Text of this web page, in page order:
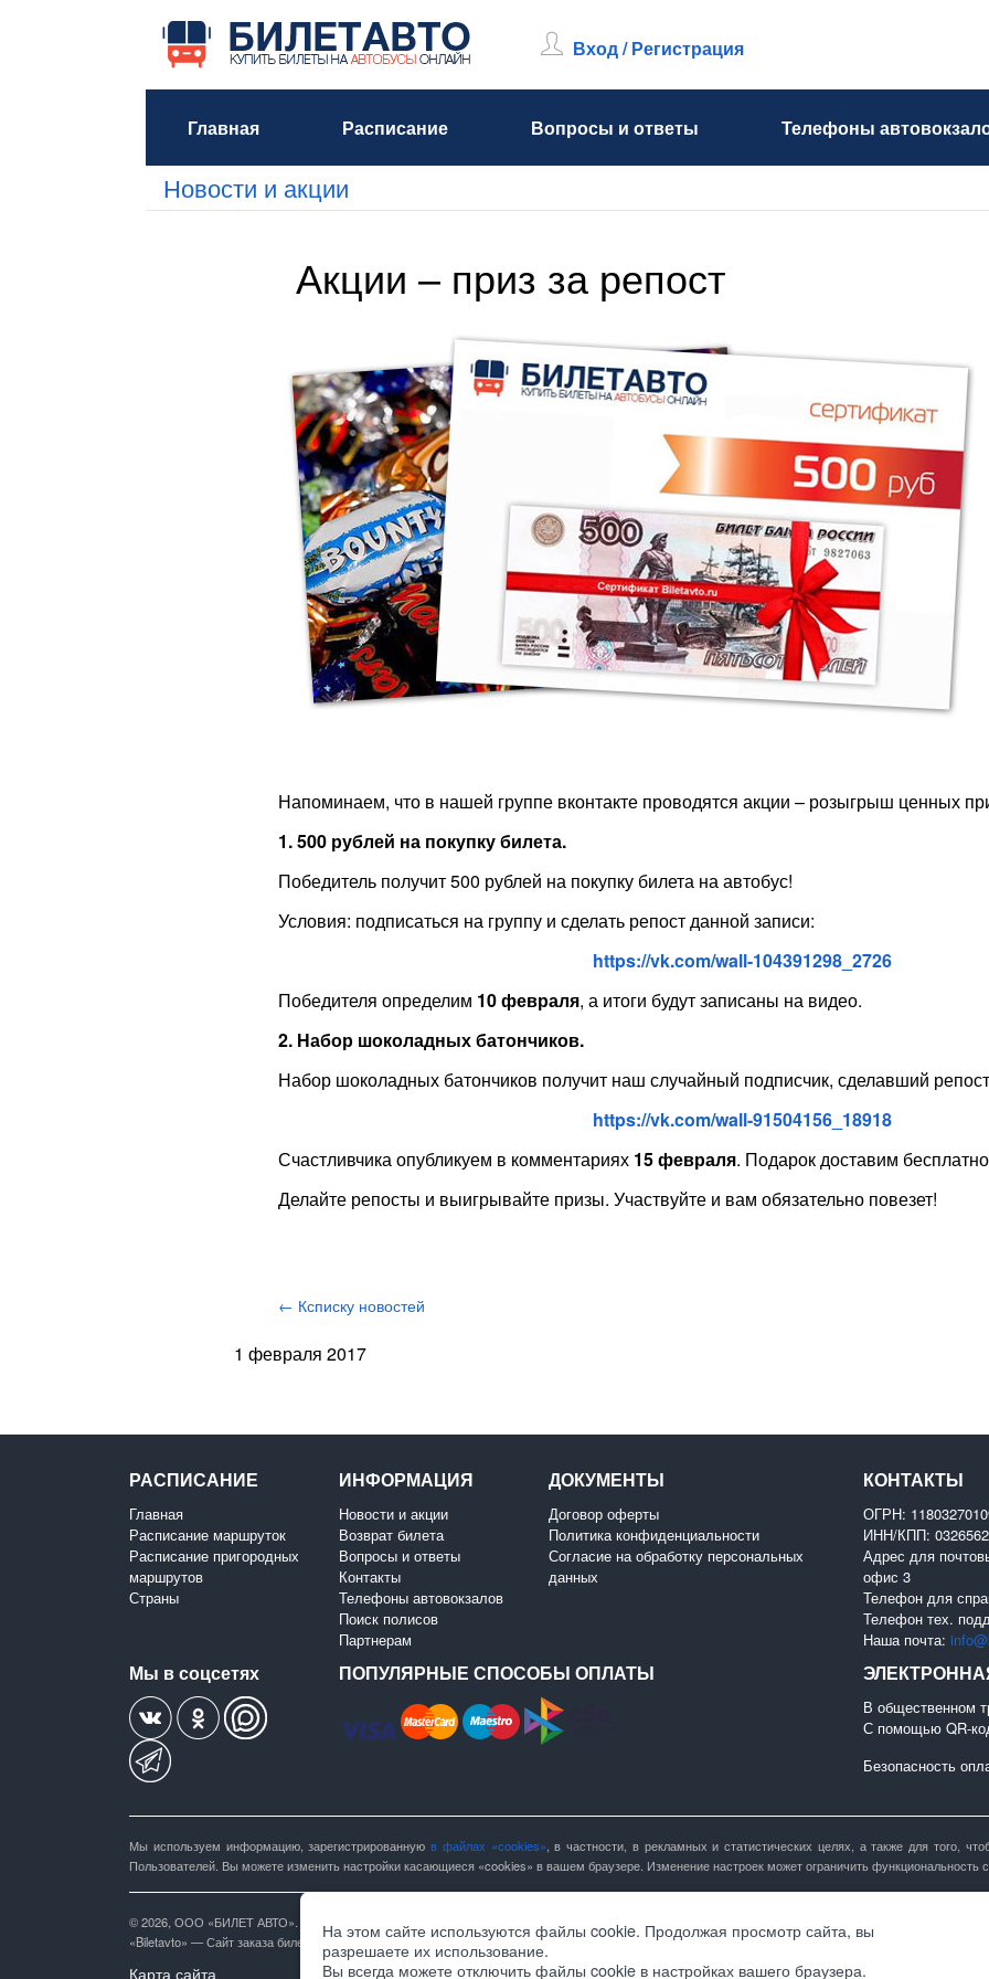
Главная Расписание Вопросы и ответы Телефоны
Вход / Регистрация
Новости и акции
Акции – приз за репост
Напоминаем, что в нашей группе вконтакте проводятся акции – розыгрыш ценных
1. 500 рублей на покупку билета.
Победитель получит 500 рублей на покупку билета на автобус!
Условия: подписаться на группу и сделать репост данной записи:
https://vk.com/wall-104391298_2726
Победителя определим 10 февраля, а итоги будут записаны на видео.
2. Набор шоколадных батончиков.
Набор шоколадных батончиков получит наш случайный подписчик, сделавший
https://vk.com/wall-91504156_18918
Счастливчика опубликуем в комментариях 15 февраля. Подарок доставим
Делайте репосты и выигрывайте призы. Участвуйте и вам обязательно повезет!
← Ксписку новостей
1 февраля 2017
На этом сайте используются файлы cookie. Продолжая просмотр сайта, вы
разрешаете их использование.
Вы всегда можете отключить файлы cookie в настройках вашего браузера.
РАСПИСАНИЕ
Главная
Расписание маршруток
Расписание пригородных
маршрутов
Страны
ИНФОРМАЦИЯ
Новости и акции
Возврат билета
Вопросы и ответы
Контакты
Телефоны автовокзалов
Поиск полисов
Партнерам
ДОКУМЕНТЫ
Договор оферты
Политика конфиденциальности
Согласие на обработку персональных
данных
КОНТАКТЫ
ОГРН:
ИНН/КПП:
Адрес для
офис 3
Телефон для
Телефон тех.
Наша почта:
Мы в соцсетях ПОПУЛЯРНЫЕ СПОСОБЫ ОПЛАТЫ
В общественном
С помощью QR-
Безопасность
Мы используем информацию, зарегистрированную в файлах «cookies» , в частности, в рекламных и статистических целях, а также для того,
Пользователей. Вы можете изменить настройки касающиеся «cookies» в вашем браузере. Изменение настроек может ограничить функциональность
© 2026, ООО «БИЛЕТ АВТО». Все права защищены.
«Biletavto» — Сайт заказа билетов на автобус
Карта сайта